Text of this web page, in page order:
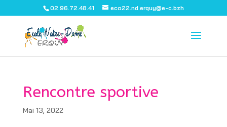
02.96.72.48.41 eco22.nd.erquy@e-c.bzh
Rencontre sportive
Mai 13, 2022